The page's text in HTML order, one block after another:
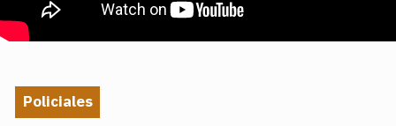
Policiales